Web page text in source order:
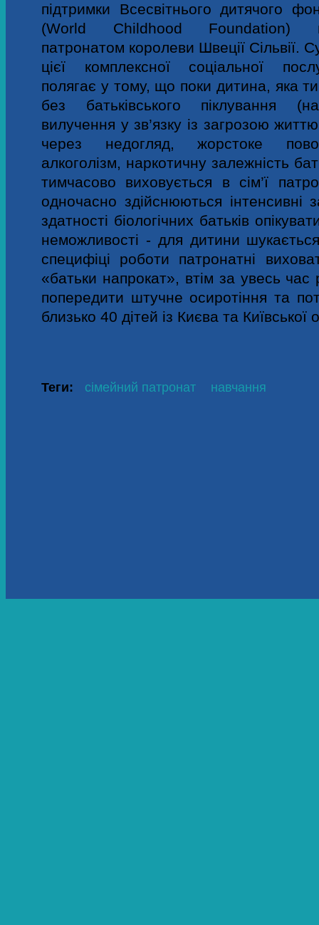
підтримки Всесвітнього дитячого
(World Childhood Foundation)
патронатом королеви Швеції Сільвії.
цієї комплексної соціальної
полягає у тому, що поки дитина, яка
без батьківського піклування
вилучення у зв’язку із загрозою
через недогляд, жорстоке
алкоголізм, наркотичну залежність
тимчасово виховується в сім’ї
одночасно здійснюються інтенсивні
здатності біологічних батьків
неможливості - для дитини
специфіці роботи патронатні
«батьки напрокат», втім за увесь
попередити штучне осиротіння та
близько 40 дітей із Києва та Київської
Теги: сімейний патронат навчання